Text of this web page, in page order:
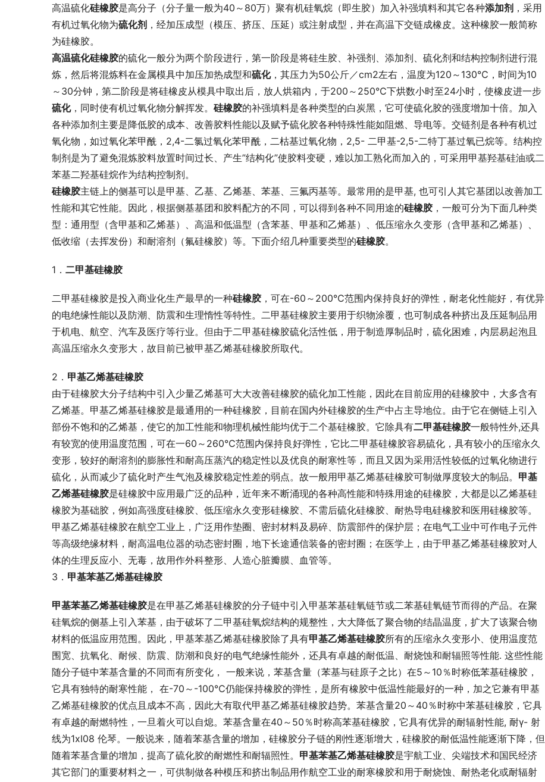
高温硫化硅橡胶是高分子（分子量一般为40～80万）聚有机硅氧烷（即生胶）加入补强填料和其它各种添加剂 ，采用
有机过氧化物为硫化剂 ，经加压成型（模压、挤压、压延）或注射成型，并在高温下交链成橡皮。这种橡胶一般简称
为硅橡胶。
高温硫化硅橡胶的硫化一般分为两个阶段进行，第一阶段是将硅生胶、补强剂、添加剂、硫化剂和结构控制剂进行混
炼，然后将混炼料在金属模具中加压加热成型和硫化，其压力为50公斤／cm2左右，温度为120～130℃，时间为10
～30分钟，第二阶段是将硅橡皮从模具中取出后，放人烘箱内，于200～250℃下烘数小时至24小时，使橡皮进一步
硫化，同时使有机过氧化物分解挥发。 硅橡胶的补强填料是各种类型的白炭黑，它可使硫化胶的强度增加十倍。加入
各种添加剂主要是降低胶的成本、改善胶料性能以及赋予硫化胶各种特殊性能如阻燃、导电等。交链剂是各种有机过
氧化物，如过氧化苯甲酰，2,4-二氯过氧化苯甲酰，二枯基过氧化物，2,5- 二甲基-2,5-二特丁基过氧已烷等。结构控
制剂是为了避免混炼胶料放置时间过长、产生”结构化”使胶料变硬，难以加工熟化而加入的，可采用甲基羟基硅油或二
苯基二羟基硅烷作为结构控制剂。
硅橡胶主链上的侧基可以是甲基、乙基、乙烯基、苯基、三氟丙基等。最常用的是甲基, 也可引人其它基团以改善加工
性能和其它性能。因此，根据侧基基团和胶料配方的不同，可以得到各种不同用途的硅橡胶 ，一般可分为下面几种类
型：通用型（含甲基和乙烯基）、高温和低温型（含苯基、甲基和乙烯基）、低压缩永久变形（含甲基和乙烯基）、
低收缩（去挥发份）和耐溶剂（氟硅橡胶）等。下面介绍几种重要类型的硅橡胶。
1． 二甲基硅橡胶
二甲基硅橡胶是投入商业化生产最早的一种硅橡胶 ，可在-60～200℃范围内保持良好的弹性，耐老化性能好，有优异
的电绝缘性能以及防潮、防震和生理惰性等特性。二甲基硅橡胶主要用于织物涂覆，也可制成各种挤出及压延制品用
于机电、航空、汽车及医疗等行业。但由于二甲基硅橡胶硫化活性低，用于制造厚制品时，硫化困难，内层易起泡且
高温压缩永久变形大，故目前已被甲基乙烯基硅橡胶所取代。
2． 甲基乙烯基硅橡胶
由于硅橡胶大分子结构中引入少量乙烯基可大大改善硅橡胶的硫化加工性能，因此在目前应用的硅橡胶中，大多含有
乙烯基。甲基乙烯基硅橡胶是最通用的一种硅橡胶，目前在国内外硅橡胶的生产中占主导地位。由于它在侧链上引入
部份不饱和的乙烯基，使它的加工性能和物理机械性能均优于二个基硅橡胶。它除具有二甲基硅橡胶一般特性外,还具
有较宽的使用温度范围，可在一60～260℃范围内保持良好弹性，它比二甲基硅橡胶容易硫化，具有较小的压缩永久
变形，较好的耐溶剂的膨胀性和耐高压蒸汽的稳定性以及优良的耐寒性等，而且又因为采用活性较低的过氧化物进行
硫化，从而减少了硫化时产生气泡及橡胶稳定性差的弱点。故一般用甲基乙烯基硅橡胶可制做厚度较大的制品。 甲基
乙烯基硅橡胶是硅橡胶中应用最广泛的品种，近年来不断涌现的各种高性能和特殊用途的硅橡胶，大都是以乙烯基硅
橡胶为基础胶，例如高强度硅橡胶、低压缩永久变形硅橡胶、不需后硫化硅橡胶、耐热导电硅橡胶和医用硅橡胶等。
甲基乙烯基硅橡胶在航空工业上，广泛用作垫圈、密封材料及易碎、防震部件的保护层；在电气工业中可作电子元件
等高级绝缘材料，耐高温电位器的动态密封圈，地下长途通信装备的密封圈；在医学上，由于甲基乙烯基硅橡胶对人
体的生理反应小、无毒，故用作外科整形、人造心脏瓣膜、血管等。
3． 甲基苯基乙烯基硅橡胶
甲基苯基乙烯基硅橡胶是在甲基乙烯基硅橡胶的分子链中引入甲基苯基硅氧链节或二苯基硅氧链节而得的产品。在聚
硅氧烷的侧基上引入苯基，由于破坏了二甲基硅氧烷结构的规整性，大大降低了聚合物的结晶温度，扩大了该聚合物
材料的低温应用范围。因此，甲基苯基乙烯基硅橡胶除了具有甲基乙烯基硅橡胶所有的压缩永久变形小、使用温度范
围宽、抗氧化、耐候、防震、防潮和良好的电气绝缘性能外，还具有卓越的耐低温、耐烧蚀和耐辐照等性能. 这些性能
随分子链中苯基含量的不同而有所变化， 一般来说，苯基含量（苯基与硅原子之比）在5～10％时称低苯基硅橡胶，
它具有独特的耐寒性能， 在-70～-100℃仍能保持橡胶的弹性，是所有橡胶中低温性能最好的一种，加之它兼有甲基
乙烯基硅橡胶的优点且成本不高，因此大有取代甲基乙烯基硅橡胶趋势。苯基含量20～40％时称中苯基硅橡胶，它具
有卓越的耐燃特性，一旦着火可以自熄。苯基含量在40～50％时称高苯基硅橡胶，它具有优异的耐辐射性能, 耐γ- 射
线为1xI08 伦琴。一般说来，随着苯基含量的增加，硅橡胶分子链的刚性逐渐增大，硅橡胶的耐低温性能逐渐下降，但
随着苯基含量的增加，提高了硫化胶的耐燃性和耐辐照性。 甲基苯基乙烯基硅橡胶是宇航工业、尖端技术和国民经济
其它部门的重要材料之一，可供制做各种模压和挤出制品用作航空工业的耐寒橡胶和用于耐烧蚀、耐热老化或耐辐射